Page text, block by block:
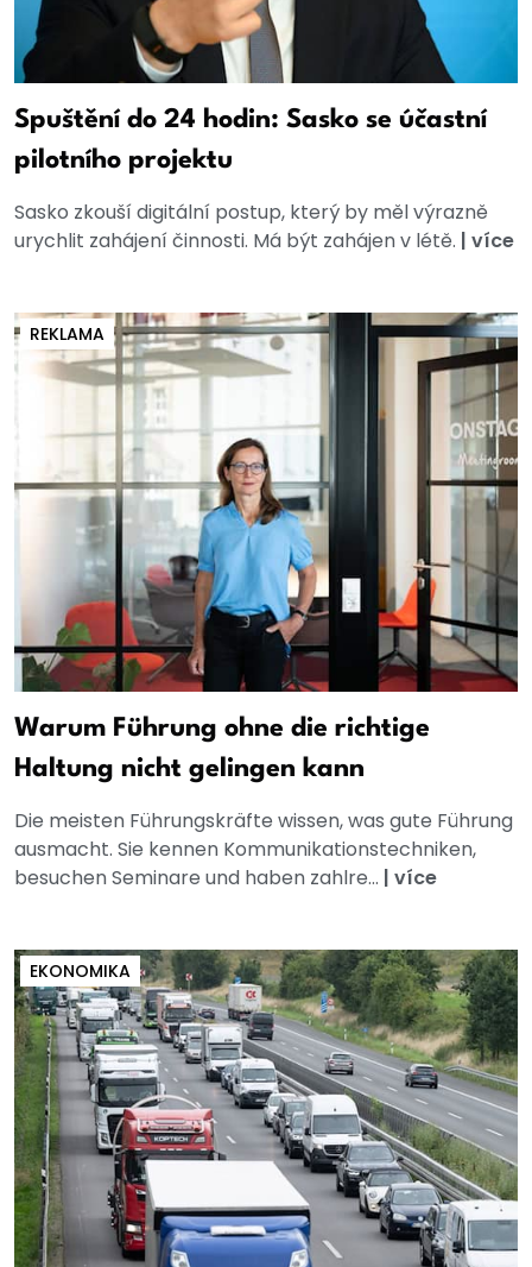
Spuštění do 24 hodin: Sasko se účastní
pilotního projektu
Sasko zkouší digitální postup, který by měl výrazně
urychlit zahájení činnosti. Má být zahájen v létě. | více
REKLAMA
Warum Führung ohne die richtige
Haltung nicht gelingen kann
Die meisten Führungskräfte wissen, was gute Führung
ausmacht. Sie kennen Kommunikationstechniken,
besuchen Seminare und haben zahlre... | více
EKONOMIKA